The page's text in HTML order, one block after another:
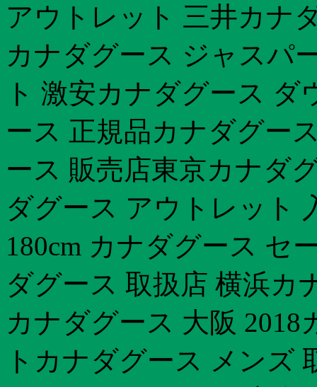
アウトレット 三井カナ
カナダグース ジャスパ
ト 激安カナダグース
ース 正規品カナダグー
ース 販売店東京カナダ
ダグース アウトレット
180cm カナダグース セ
ダグース 取扱店 横浜カ
カナダグース 大阪
トカナダグース メンズ